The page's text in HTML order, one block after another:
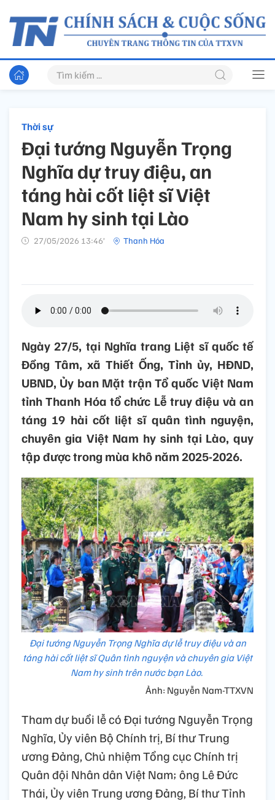
Thời sự
Đại tướng Nguyễn Trọng
Nghĩa dự truy điệu, an
táng hài cốt liệt sĩ Việt
Nam hy sinh tại Lào
27/05/2026 13:46’ Thanh Hóa
Ngày 27/5, tại Nghĩa trang Liệt sĩ quốc tế
Đồng Tâm, xã Thiết Ống, Tỉnh ủy, HĐND,
UBND, Ủy ban Mặt trận Tổ quốc Việt Nam
tỉnh Thanh Hóa tổ chức Lễ truy điệu và an
táng 19 hài cốt liệt sĩ quân tình nguyện,
chuyên gia Việt Nam hy sinh tại Lào, quy
tập được trong mùa khô năm 2025-2026.
Đại tướng Nguyễn Trọng Nghĩa dự lễ truy điệu và an
táng hài cốt liệt sĩ Quân tình nguyện và chuyên gia Việt
Nam hy sinh trên nước bạn Lào.
Ảnh: Nguyễn Nam-TTXVN
Tham dự buổi lễ có Đại tướng Nguyễn Trọng
Nghĩa, Ủy viên Bộ Chính trị, Bí thư Trung
ương Đảng, Chủ nhiệm Tổng cục Chính trị
Quân đội Nhân dân Việt Nam; ông Lê Đức
Thái, Ủy viên Trung ương Đảng, Bí thư Tỉnh